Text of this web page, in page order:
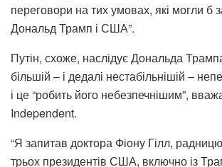
переговори на тих умовах, які могли б
Дональд Трамп і США”.
Путін, схоже, наслідує Дональда
більшій – і дедалі нестабільнішій –
і це “робить його небезпечнішим”,
Independent.
“Я запитав доктора Фіону Гілл,
трьох президентів США, включно із